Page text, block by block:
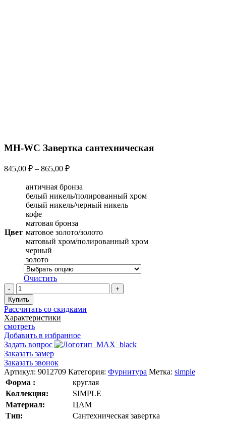
MH-WC Завертка сантехническая
845,00 ₽ – 865,00 ₽
Цвет
античная бронза
белый никель/полированный хром
белый никель/черный никель
кофе
матовая бронза
матовое золото/золото
матовый хром/полированный хром
черный
золото
Очистить
Количество
товара
MH-
WC
Завертка
сантехническая
Купить
Рассчитать со скидками
Характеристики
смотреть
Добавить в избранное
Задать вопрос
Заказать замер
Заказать звонок
Артикул: 9012709 Категория: Фурнитура Метка: simple
Форма :
круглая
Коллекция:
SIMPLE
Материал:
ЦАМ
Тип:
Сантехническая завертка